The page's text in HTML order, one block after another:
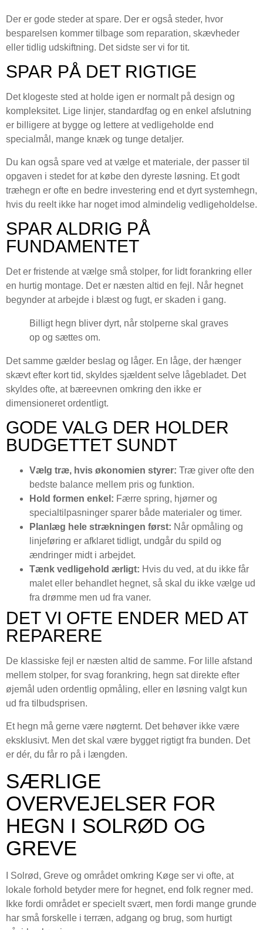
Der er gode steder at spare. Der er også steder, hvor
besparelsen kommer tilbage som reparation, skævheder
eller tidlig udskiftning. Det sidste ser vi for tit.
SPAR PÅ DET RIGTIGE
Det klogeste sted at holde igen er normalt på design og
kompleksitet. Lige linjer, standardfag og en enkel afslutning
er billigere at bygge og lettere at vedligeholde end
specialmål, mange knæk og tunge detaljer.
Du kan også spare ved at vælge et materiale, der passer til
opgaven i stedet for at købe den dyreste løsning. Et godt
træhegn er ofte en bedre investering end et dyrt systemhegn,
hvis du reelt ikke har noget imod almindelig vedligeholdelse.
SPAR ALDRIG PÅ
FUNDAMENTET
Det er fristende at vælge små stolper, for lidt forankring eller
en hurtig montage. Det er næsten altid en fejl. Når hegnet
begynder at arbejde i blæst og fugt, er skaden i gang.
Billigt hegn bliver dyrt, når stolperne skal graves
op og sættes om.
Det samme gælder beslag og låger. En låge, der hænger
skævt efter kort tid, skyldes sjældent selve lågebladet. Det
skyldes ofte, at bæreevnen omkring den ikke er
dimensioneret ordentligt.
GODE VALG DER HOLDER
BUDGETTET SUNDT
Vælg træ, hvis økonomien styrer: Træ giver ofte den
bedste balance mellem pris og funktion.
Hold formen enkel: Færre spring, hjørner og
specialtilpasninger sparer både materialer og timer.
Planlæg hele strækningen først: Når opmåling og
linjeføring er afklaret tidligt, undgår du spild og
ændringer midt i arbejdet.
Tænk vedligehold ærligt: Hvis du ved, at du ikke får
malet eller behandlet hegnet, så skal du ikke vælge ud
fra drømme men ud fra vaner.
DET VI OFTE ENDER MED AT
REPARERE
De klassiske fejl er næsten altid de samme. For lille afstand
mellem stolper, for svag forankring, hegn sat direkte efter
øjemål uden ordentlig opmåling, eller en løsning valgt kun
ud fra tilbudsprisen.
Et hegn må gerne være nøgternt. Det behøver ikke være
eksklusivt. Men det skal være bygget rigtigt fra bunden. Det
er dér, du får ro på i længden.
SÆRLIGE
OVERVEJELSER FOR
HEGN I SOLRØD OG
GREVE
I Solrød, Greve og området omkring Køge ser vi ofte, at
lokale forhold betyder mere for hegnet, end folk regner med.
Ikke fordi området er specielt svært, men fordi mange grunde
har små forskelle i terræn, adgang og brug, som hurtigt